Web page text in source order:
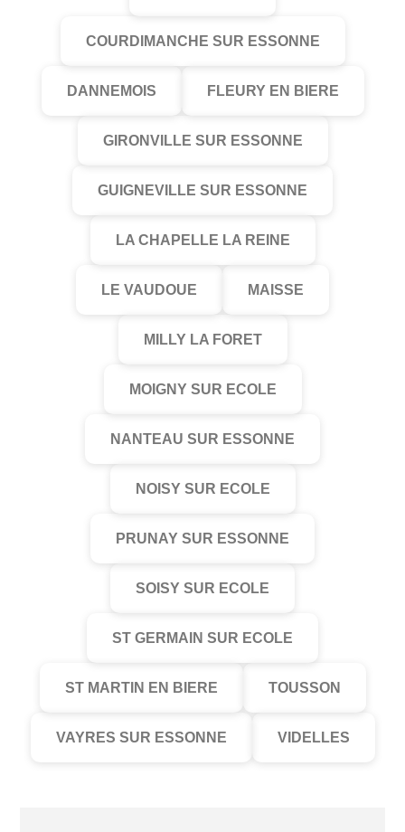
COURDIMANCHE SUR ESSONNE
DANNEMOIS FLEURY EN BIERE
GIRONVILLE SUR ESSONNE
GUIGNEVILLE SUR ESSONNE
LA CHAPELLE LA REINE
LE VAUDOUE MAISSE
MILLY LA FORET
MOIGNY SUR ECOLE
NANTEAU SUR ESSONNE
NOISY SUR ECOLE
PRUNAY SUR ESSONNE
SOISY SUR ECOLE
ST GERMAIN SUR ECOLE
ST MARTIN EN BIERE TOUSSON
VAYRES SUR ESSONNE VIDELLES